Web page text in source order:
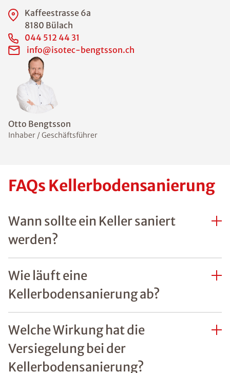
Otto Bengtsson
Inhaber / Geschäftsführer
Kaffeestrasse 6a
8180 Bülach
044 512 44 31
info@isotec-bengtsson.ch
FAQs Kellerbodensanierung
Wann sollte ein Keller saniert
werden?
Wie läuft eine
Kellerbodensanierung ab?
Welche Wirkung hat die
Versiegelung bei der
Kellerbodensanierung?